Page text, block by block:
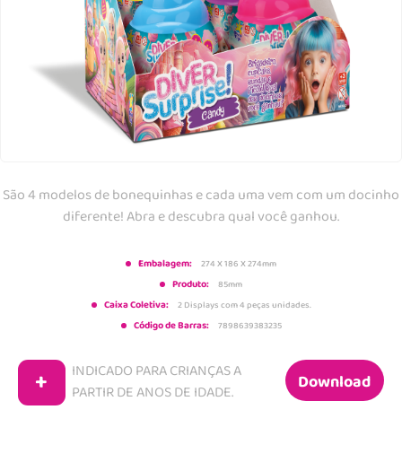
São 4 modelos de bonequinhas e cada uma vem com um docinho
diferente! Abra e descubra qual você ganhou.
Embalagem: 274 X 186 X 274mm
Produto: 85mm
Caixa Coletiva: 2 Displays com 4 peças unidades.
Código de Barras: 7898639383235
+
INDICADO PARA CRIANÇAS A
PARTIR DEANOS DE IDADE. Download